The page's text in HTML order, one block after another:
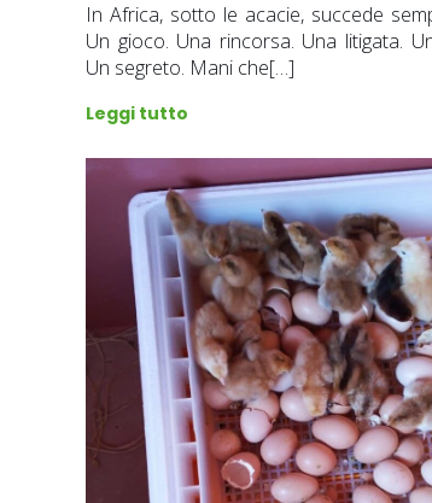
In Africa, sotto le acacie, succede
Un gioco. Una rincorsa. Una litigata.
Un segreto. Mani che[…]
Leggi tutto